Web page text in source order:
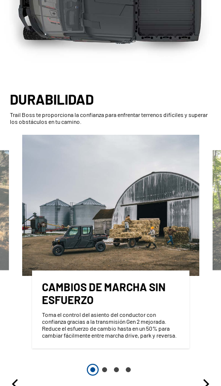
DURABILIDAD
Trail Boss te proporciona la confianza para enfrentar terrenos difíciles y superar
los obstáculos en tu camino.
CAMBIOS DE MARCHA SIN
ESFUERZO
Toma el control del asiento del conductor con
confianza gracias a la transmisión Gen 2 mejorada.
Reduce el esfuerzo de cambio hasta en un 50% para
cambiar fácilmente entre marcha drive, park y reversa.